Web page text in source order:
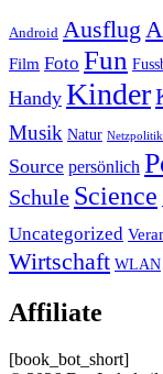
Android Ausflug
Film Foto Fun
Handy Kinder
Musik Natur Netzpolitik
Source persönlich
Schule Science
Uncategorized
Wirtschaft WLAN
Affiliate
[book_bot_short]